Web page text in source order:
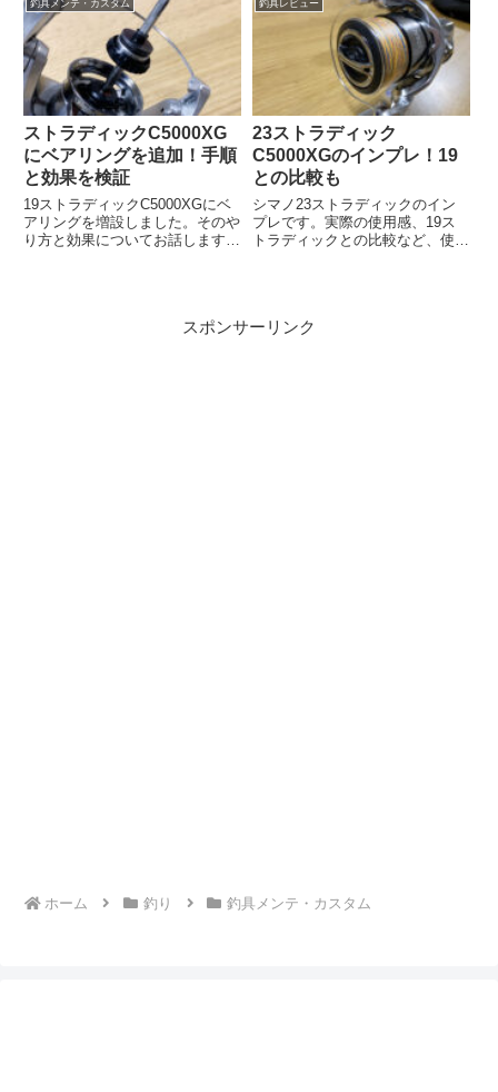
には役立つと思います。
とをお話したいと思います。ティ
エラLJ ICの使用感が知りたいカ
ウンター付きでジ...
釣具メンテ・カスタム
ストラディックC5000XG
にベアリングを追加！手順
と効果を検証
19ストラディックC5000XGにベ
アリングを増設しました。そのや
り方と効果についてお話します。
釣具レビュー
23ストラディック
C5000XGのインプレ！19
との比較も
シマノ23ストラディックのイン
プレです。実際の使用感、19ス
トラディックとの比較など、使っ
スポンサーリンク
ホーム 釣り 釣具メンテ・カスタム